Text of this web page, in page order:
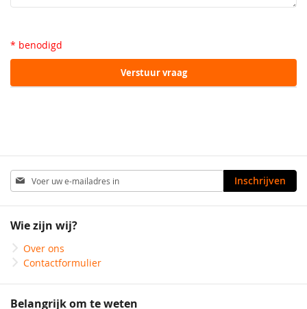
* benodigd
Verstuur vraag
Abonneer
u
op
nieuwsbrief
Inschrijven
Wie zijn wij?
Over ons
Contactformulier
Belangrijk om te weten